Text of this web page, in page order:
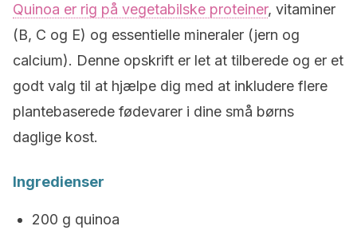
Quinoa er rig på vegetabilske proteiner, vitaminer
(B, C og E) og essentielle mineraler (jern og
calcium). Denne opskrift er let at tilberede og er et
godt valg til at hjælpe dig med at inkludere flere
plantebaserede fødevarer i dine små børns
daglige kost.
Ingredienser
200 g quinoa